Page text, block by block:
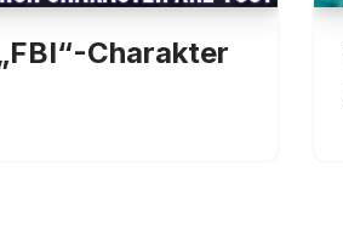
Charakter